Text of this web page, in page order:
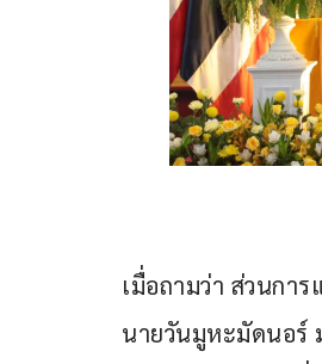
เมื่อถามว่า ส่วนกา
นายวันมูหะมัดนอร์